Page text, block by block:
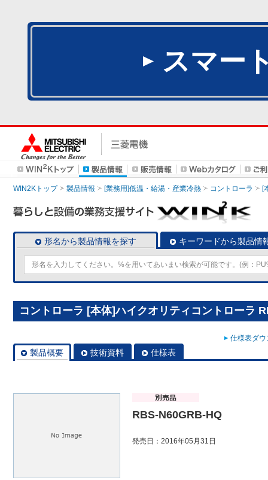
スマー
WIN2Kトップ 製品情報 [業務用]低温・給湯・産業冷熱 コントローラ [
形名から製品情報を探す キーワードから製品情
コントローラ [本体]ハイクオリティコントローラ
仕様表ダ
製品概要 技術資料 仕様表
RBS-N60GRB-HQ
発売日：2016年05月31日